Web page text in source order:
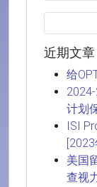
近期文章
给
计划
ISI
美国
查视